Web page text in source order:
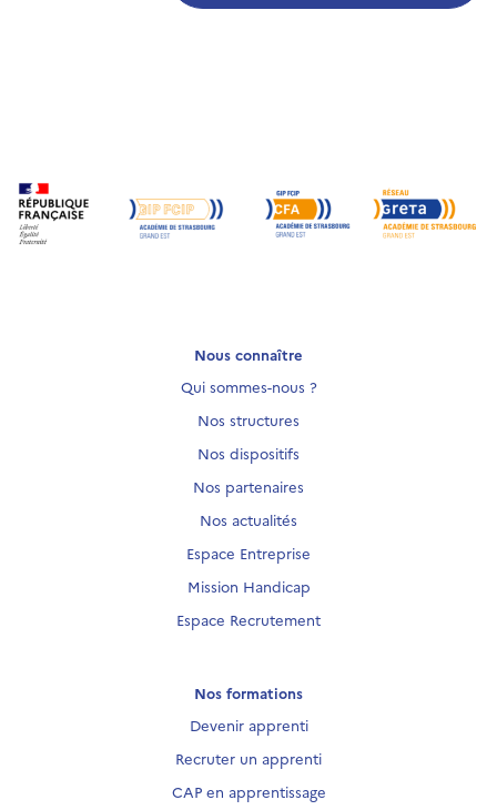
Nous connaître
Qui sommes-nous ?
Nos structures
Nos dispositifs
Nos partenaires
Nos actualités
Espace Entreprise
Mission Handicap
Espace Recrutement
Nos formations
Devenir apprenti
Recruter un apprenti
CAP en apprentissage